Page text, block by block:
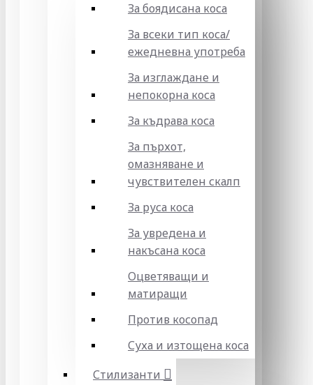
За боядисана коса
За всеки тип коса/
ежедневна употреба
За изглаждане и
непокорна коса
За къдрава коса
За пърхот,
омазняване и
чувствителен скалп
За руса коса
За увредена и
накъсана коса
Оцветяващи и
матиращи
Против косопад
Суха и изтощена коса
Стилизанти